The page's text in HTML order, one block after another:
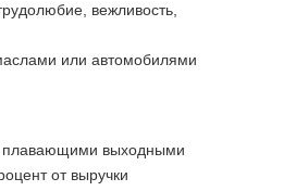
вежливость,
или автомобилями
плавающими выходными
от выручки